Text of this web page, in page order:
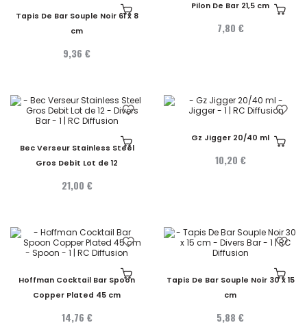
Tapis De Bar Souple Noir 61 x 8
cm
9,36 €
Pilon De Bar 21,5 cm
7,80 €
Bec Verseur Stainless Steel
Gros Debit Lot de 12
21,00 €
Gz Jigger 20/40 ml
10,20 €
Hoffman Cocktail Bar Spoon
Copper Plated 45 cm
14,76 €
Tapis De Bar Souple Noir 30 x 15
cm
5,88 €